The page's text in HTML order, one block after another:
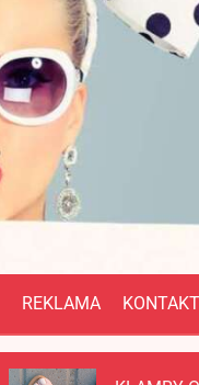
REKLAMA KONTAKT